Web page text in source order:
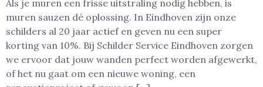
Als je muren een frisse uitstraling nodig hebben, is
muren sauzen dé oplossing. In Eindhoven zijn onze
schilders al 20 jaar actief en geven nu een super
korting van 10%. Bij Schilder Service Eindhoven zorgen
we ervoor dat jouw wanden perfect worden afgewerkt,
of het nu gaat om een nieuwe woning, een